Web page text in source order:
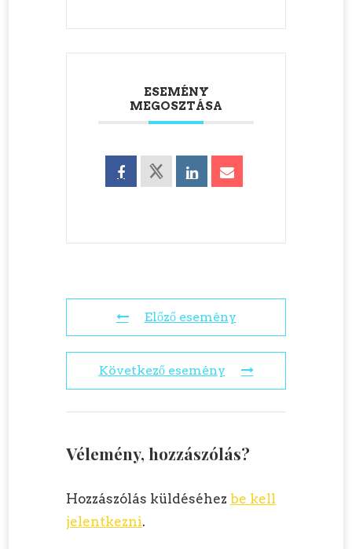
ESEMÉNY
MEGOSZTÁSA
Előző esemény
Következő esemény
Vélemény, hozzászólás?
Hozzászólás küldéséhez be kell
jelentkezni.